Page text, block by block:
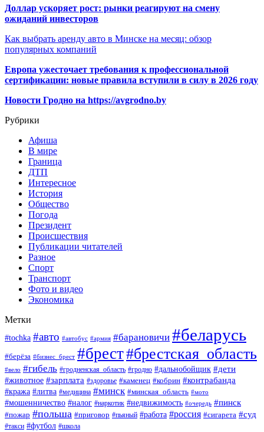
Доллар ускоряет рост: рынки реагируют на смену
ожиданий инвесторов
Как выбрать аренду авто в Минске на месяц: обзор
популярных компаний
Европа ужесточает требования к профессиональной
сертификации: новые правила вступили в силу в 2026 году
Новости Гродно на https://avgrodno.by
Рубрики
Афиша
В мире
Граница
ДТП
Интересное
История
Общество
Погода
Президент
Происшествия
Публикации читателей
Разное
Спорт
Транспорт
Фото и видео
Экономика
Метки
#tochka #авто #автобус #армия #барановичи #беларусь
#берёза #бизнес_брест #брест#брестская_область
#вело #гибель #гродненская_область #гродно #дальнобойщик #дети
#животное #зарплата #здоровье #каменец #кобрин #контрабанда
#кража #литва #медицина #минск #минская_область #мото
#мошенничество #налог #наркотик #недвижимость #очередь #пинск
#пожар #польша #приговор #пьяный #работа #россия #сигарета #суд
#такси #футбол #школа